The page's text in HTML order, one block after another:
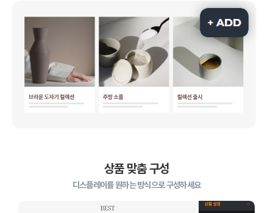
상품 맞춤 구성
디스플레이를 원하는 방식으로 구성하세요